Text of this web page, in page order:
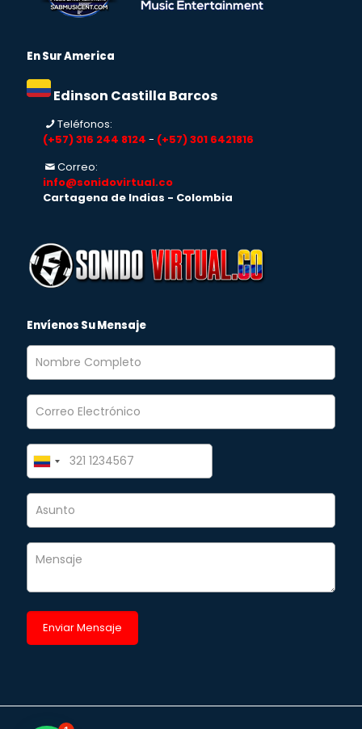
En Sur America
Edinson Castilla Barcos
Teléfonos:
(+57) 316 244 8124 - (+57) 301 6421816
Correo:
info@sonidovirtual.co
Cartagena de Indias - Colombia
Envíenos Su Mensaje